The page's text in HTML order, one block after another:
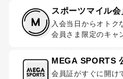
スポーツマイル会
入会当日からオトク
会員さま限定のキャ
MEGA SPORTS
会員証がすぐに開け